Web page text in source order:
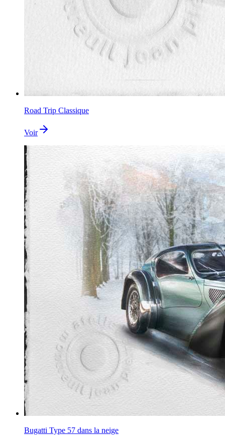
Road Trip Classique
Voir
Bugatti Type 57 dans la neige